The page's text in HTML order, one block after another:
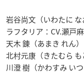
岩谷尚文（いわたに
ラフタリア：CV.瀬戸
天木 錬（あまき れん
北村元康（きたむら
川澄 樹（かわすみ い